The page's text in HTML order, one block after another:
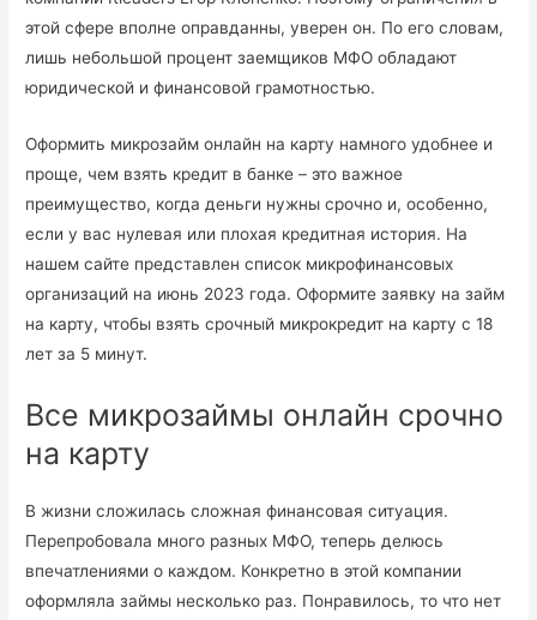
этой сфере вполне оправданны, уверен он. По его словам,
лишь небольшой процент заемщиков МФО обладают
юридической и финансовой грамотностью.
Оформить микрозайм онлайн на карту намного удобнее и
проще, чем взять кредит в банке – это важное
преимущество, когда деньги нужны срочно и, особенно,
если у вас нулевая или плохая кредитная история. На
нашем сайте представлен список микрофинансовых
организаций на июнь 2023 года. Оформите заявку на займ
на карту, чтобы взять срочный микрокредит на карту с 18
лет за 5 минут.
Все микрозаймы онлайн срочно
на карту
В жизни сложилась сложная финансовая ситуация.
Перепробовала много разных МФО, теперь делюсь
впечатлениями о каждом. Конкретно в этой компании
оформляла займы несколько раз. Понравилось, то что нет